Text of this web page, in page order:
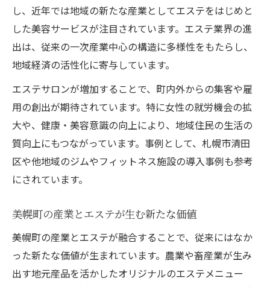
し、近年では地域の新たな産業としてエステをはじめと
した美容サービスが注目されています。エステ業界の進
出は、従来の一次産業中心の構造に多様性をもたらし、
地域経済の活性化に寄与しています。
エステサロンが増加することで、町内外からの集客や雇
用の創出が期待されています。特に女性の就労機会の拡
大や、健康・美容意識の向上により、地域住民の生活の
質向上にもつながっています。事例として、札幌市清田
区や他地域のジムやフィットネス施設の導入事例も参考
にされています。
美幌町の産業とエステが生む新たな価値
美幌町の産業とエステが融合することで、従来にはなか
った新たな価値が生まれています。農業や畜産業が生み
出す地元産品を活かしたオリジナルのエステメニュー